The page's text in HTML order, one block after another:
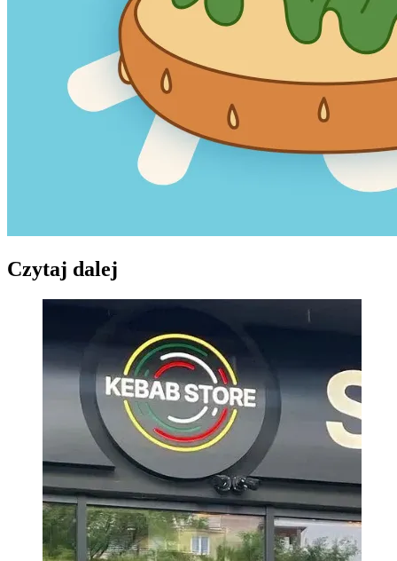
Czytaj dalej